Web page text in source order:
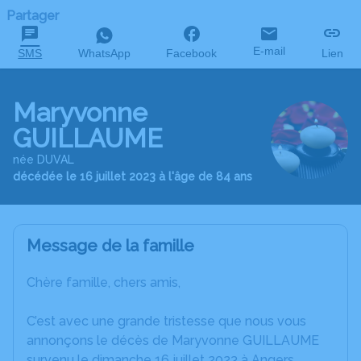
Partager
SMS WhatsApp Facebook E-mail Lien
Maryvonne
GUILLAUME
née DUVAL
décédée le 16 juillet 2023 à l'âge de 84 ans
Message de la famille
Chère famille, chers amis,
C’est avec une grande tristesse que nous vous
annonçons le décès de Maryvonne GUILLAUME